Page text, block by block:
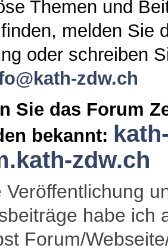
Themen und
melden Sie
oder schreiben
zdw.ch
Sie das Forum
bekannt:
zdw.ch
Veröffentlichung
habe ich
Forum/